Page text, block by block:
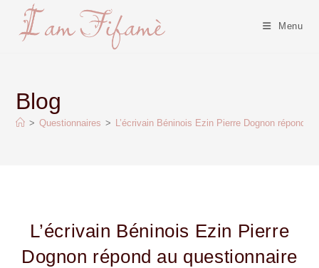
Menu
Blog
> Questionnaires > L’écrivain Béninois Ezin Pierre Dognon répond
L’écrivain Béninois Ezin Pierre
Dognon répond au questionnaire